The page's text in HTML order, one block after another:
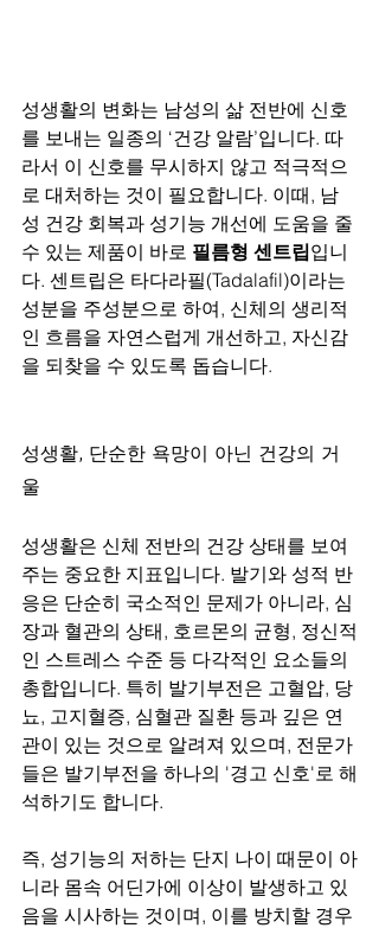
성생활의 변화는 남성의 삶 전반에 신호
를 보내는 일종의 ‘건강 알람’입니다. 따
라서 이 신호를 무시하지 않고 적극적으
로 대처하는 것이 필요합니다. 이때, 남
성 건강 회복과 성기능 개선에 도움을 줄
수 있는 제품이 바로 필름형 센트립입니
다. 센트립은 타다라필(Tadalafil)이라는
성분을 주성분으로 하여, 신체의 생리적
인 흐름을 자연스럽게 개선하고, 자신감
을 되찾을 수 있도록 돕습니다.
성생활, 단순한 욕망이 아닌 건강의 거
울
성생활은 신체 전반의 건강 상태를 보여
주는 중요한 지표입니다. 발기와 성적 반
응은 단순히 국소적인 문제가 아니라, 심
장과 혈관의 상태, 호르몬의 균형, 정신적
인 스트레스 수준 등 다각적인 요소들의
총합입니다. 특히 발기부전은 고혈압, 당
뇨, 고지혈증, 심혈관 질환 등과 깊은 연
관이 있는 것으로 알려져 있으며, 전문가
들은 발기부전을 하나의 '경고 신호'로 해
석하기도 합니다.
즉, 성기능의 저하는 단지 나이 때문이 아
니라 몸속 어딘가에 이상이 발생하고 있
음을 시사하는 것이며, 이를 방치할 경우